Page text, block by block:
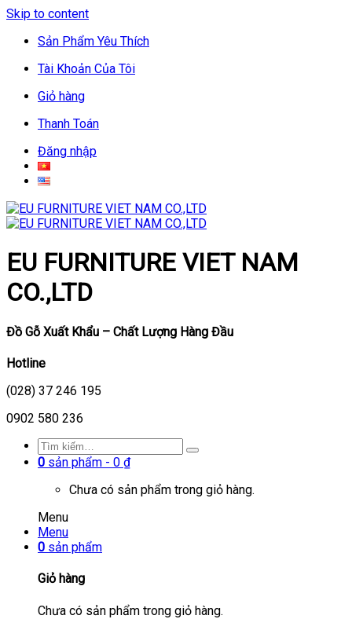
Skip to content
Sản Phẩm Yêu Thích
Tài Khoản Của Tôi
Giỏ hàng
Thanh Toán
Đăng nhập
EU FURNITURE VIET NAM
CO.,LTD
Đồ Gỗ Xuất Khẩu – Chất Lượng Hàng Đầu
Hotline
(028) 37 246 195
0902 580 236
0 sản phẩm - 0 ₫
Chưa có sản phẩm trong giỏ hàng.
Menu
Menu
0 sản phẩm
Giỏ hàng
Chưa có sản phẩm trong giỏ hàng.